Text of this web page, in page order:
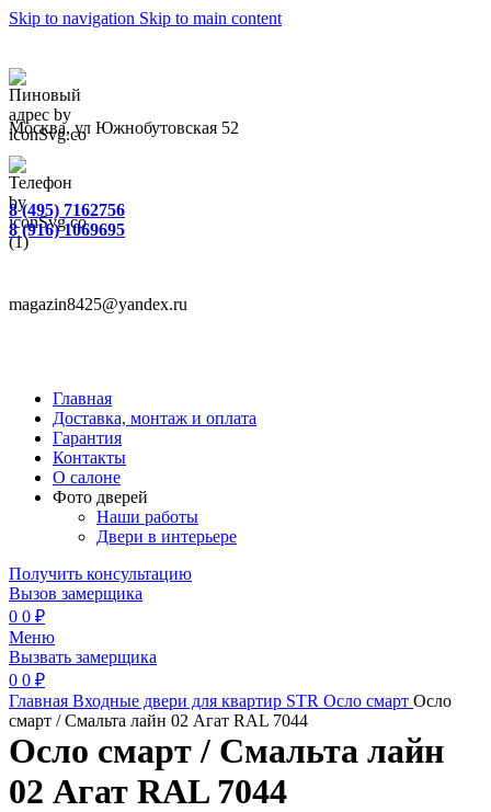
Skip to navigation Skip to main content
Москва, ул Южнобутовская 52
8 (495) 7162756
8 (916) 1069695
magazin8425@yandex.ru
Главная
Доставка, монтаж и оплата
Гарантия
Контакты
О салоне
Фото дверей
Наши работы
Двери в интерьере
Получить консультацию
Вызов замерщика
0 0 ₽
Меню
Вызвать замерщика
0 0 ₽
Главная Входные двери для квартир STR Осло смарт Осло
смарт / Смальта лайн 02 Агат RAL 7044
Осло смарт / Смальта лайн
02 Агат RAL 7044